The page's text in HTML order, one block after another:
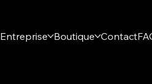
Entreprise Boutique Contact